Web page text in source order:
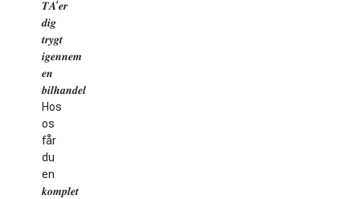
𝑻𝑨’𝒆𝒓
𝒅𝒊𝒈
𝒕𝒓𝒚𝒈𝒕
𝒊𝒈𝒆𝒏𝒏𝒆𝒎
𝒆𝒏
𝒃𝒊𝒍𝒉𝒂𝒏𝒅𝒆𝒍
Hos
os
får
du
en
𝒌𝒐𝒎𝒑𝒍𝒆𝒕